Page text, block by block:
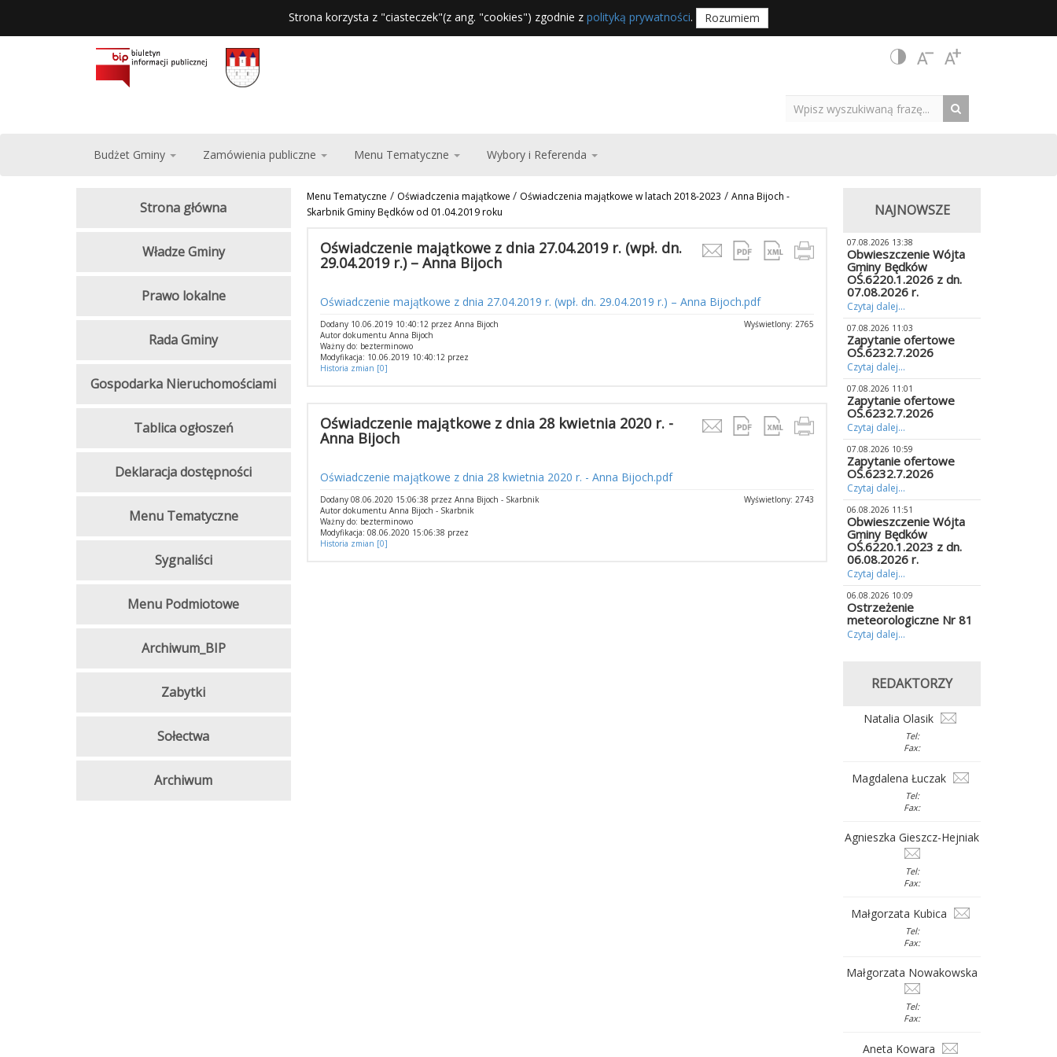
Strona korzysta z "ciasteczek"(z ang. "cookies") zgodnie z polityką prywatności. Rozumiem
Budżet Gminy Zamówienia publiczne Menu Tematyczne Wybory i Referenda
Menu Tematyczne / Oświadczenia majątkowe / Oświadczenia majątkowe w latach 2018-2023 / Anna Bijoch -
Skarbnik Gminy Będków od 01.04.2019 roku
Oświadczenie majątkowe z dnia 27.04.2019 r. (wpł. dn.
29.04.2019 r.) – Anna Bijoch
Oświadczenie majątkowe z dnia 27.04.2019 r. (wpł. dn. 29.04.2019 r.) – Anna Bijoch.pdf
Wyświetlony: 2765
Dodany 10.06.2019 10:40:12 przez Anna Bijoch
Autor dokumentu Anna Bijoch
Ważny do: bezterminowo
Modyfikacja: 10.06.2019 10:40:12 przez
Historia zmian [0]
Oświadczenie majątkowe z dnia 28 kwietnia 2020 r. -
Anna Bijoch
Oświadczenie majątkowe z dnia 28 kwietnia 2020 r. - Anna Bijoch.pdf
Wyświetlony: 2743
Dodany 08.06.2020 15:06:38 przez Anna Bijoch - Skarbnik
Autor dokumentu Anna Bijoch - Skarbnik
Ważny do: bezterminowo
Modyfikacja: 08.06.2020 15:06:38 przez
Historia zmian [0]
Strona główna
Władze Gminy
Prawo lokalne
Rada Gminy
Gospodarka Nieruchomościami
Tablica ogłoszeń
Deklaracja dostępności
Menu Tematyczne
Sygnaliści
Menu Podmiotowe
Archiwum_BIP
Zabytki
Sołectwa
Archiwum
NAJNOWSZE
07.08.2026 13:38
Obwieszczenie Wójta
Gminy Będków
OŚ.6220.1.2026 z dn.
07.08.2026 r.
Czytaj dalej...
07.08.2026 11:03
Zapytanie ofertowe
OŚ.6232.7.2026
Czytaj dalej...
07.08.2026 11:01
Zapytanie ofertowe
OŚ.6232.7.2026
Czytaj dalej...
07.08.2026 10:59
Zapytanie ofertowe
OŚ.6232.7.2026
Czytaj dalej...
06.08.2026 11:51
Obwieszczenie Wójta
Gminy Będków
OŚ.6220.1.2023 z dn.
06.08.2026 r.
Czytaj dalej...
06.08.2026 10:09
Ostrzeżenie
meteorologiczne Nr 81
Czytaj dalej...
REDAKTORZY
Natalia Olasik
Tel:
Fax:
Magdalena Łuczak
Tel:
Fax:
Agnieszka Gieszcz-Hejniak
Tel:
Fax:
Małgorzata Kubica
Tel:
Fax:
Małgorzata Nowakowska
Tel:
Fax:
Aneta Kowara